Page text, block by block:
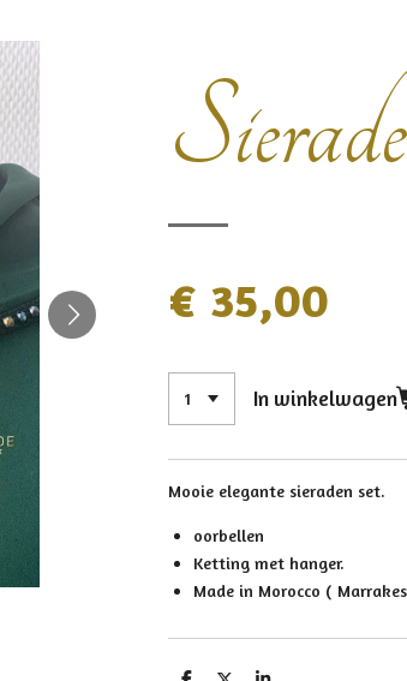
€ 35,00
In winkelwagen
Mooie elegante sieraden set.
oorbellen
Ketting met hanger.
Made in Morocco (